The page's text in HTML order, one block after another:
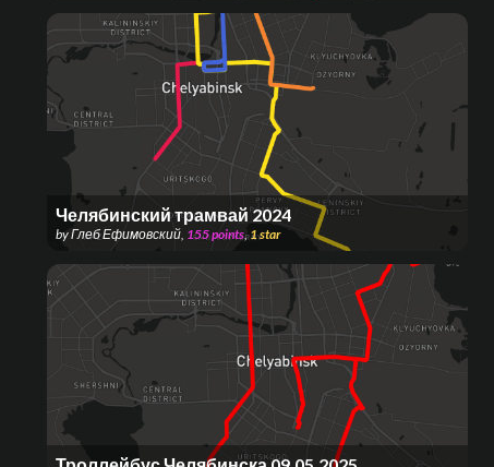
Челябинский трамвай 2024
byГлеб Ефимовский 155points,1 star